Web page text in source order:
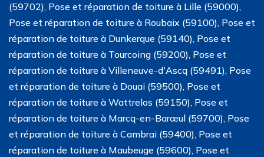
(59702), Pose et réparation de toiture à Lille (59000),
Pose et réparation de toiture à Roubaix (59100), Pose et
réparation de toiture à Dunkerque (59140), Pose et
réparation de toiture à Tourcoing (59200), Pose et
réparation de toiture à Villeneuve-d'Ascq (59491), Pose
et réparation de toiture à Douai (59500), Pose et
réparation de toiture à Wattrelos (59150), Pose et
réparation de toiture à Marcq-en-Barœul (59700), Pose
et réparation de toiture à Cambrai (59400), Pose et
réparation de toiture à Maubeuge (59600), Pose et